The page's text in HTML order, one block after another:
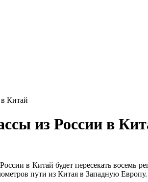
в Китай
из России в
в Китай будет пересекать восемь
пути из Китая в Западную Европу.